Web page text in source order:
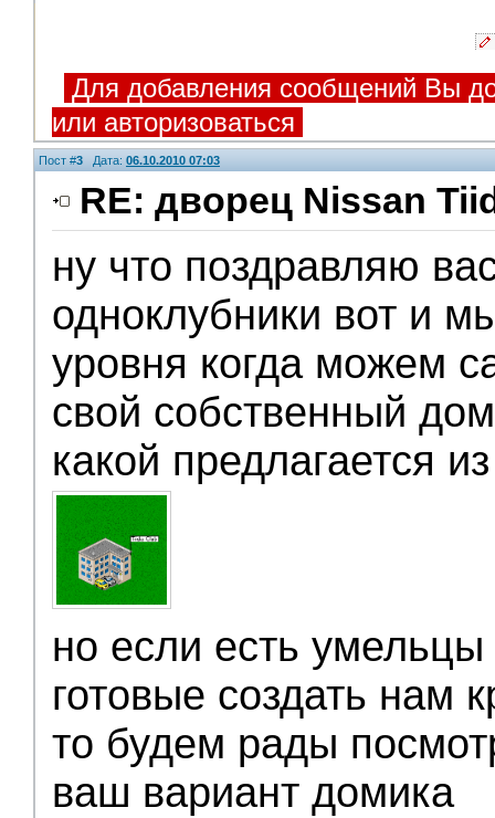
Для добавления сообщений Вы
или авторизоваться
Пост #3 Дата: 06.10.2010 07:03
RE: дворец Nissan
ну что поздравляю
одноклубники вот и
уровня когда можем
свой собственный
какой предлагается
но если есть
готовые создать нам
то будем рады
ваш вариант домика
Администрация